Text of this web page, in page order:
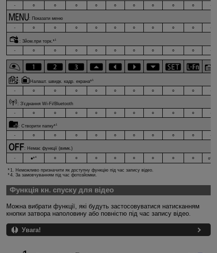
-
○ ○ ○ ○ ○ ○ ○ ○ ○ -
: Показати меню
-
○ ○ ○ ○ ○ ○ ○ ○ ○ -
: Зйом.при торк. *1
- ○ ○ ○ ○ ○ ○ ○ ○ ○ -
: Налашт. швидк. кадр. екрана*1
- ○ ○ ○ ○ ○ ○ ○ ○ ○ -
:З’єднання Wi-Fi/Bluetooth
-
○ ○ ○ ○ ○ ○ ○ ○ ○ -
:Створити папку*1
- ○ ○ ○ ○ ○ ○ ○ ○ ○ -
: Немає функції (вимк.)
-
●*4 ○ ○ ○ ○ ○ ○ ○ ○ ○*
1. Неможливо призначити як доступну функцію під час запису відео.
4. За замовчуванням під час фотозйомки.
Функція кн. спуску для відео
Можна вибрати функції, які будуть застосовуватися натисканням
кнопки затвора наполовину або повністю під час запису відео.
Увага!